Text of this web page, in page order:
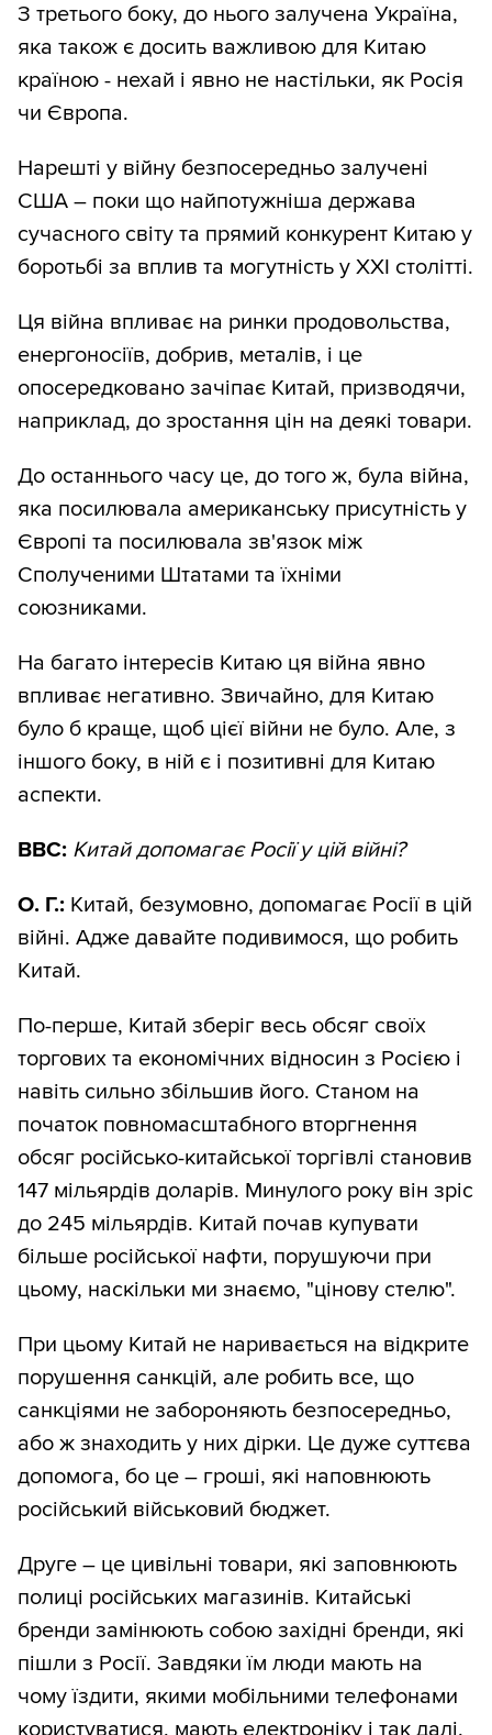
З третього боку, до нього залучена Україна,
яка також є досить важливою для Китаю
країною - нехай і явно не настільки, як Росія
чи Європа.
Нарешті у війну безпосередньо залучені
США – поки що найпотужніша держава
сучасного світу та прямий конкурент Китаю у
боротьбі за вплив та могутність у XXI столітті.
Ця війна впливає на ринки продовольства,
енергоносіїв, добрив, металів, і це
опосередковано зачіпає Китай, призводячи,
наприклад, до зростання цін на деякі товари.
До останнього часу це, до того ж, була війна,
яка посилювала американську присутність у
Європі та посилювала зв'язок між
Сполученими Штатами та їхніми
союзниками.
На багато інтересів Китаю ця війна явно
впливає негативно. Звичайно, для Китаю
було б краще, щоб цієї війни не було. Але, з
іншого боку, в ній є і позитивні для Китаю
аспекти.
ВВС: Китай допомагає Росії у цій війні?
О. Г.: Китай, безумовно, допомагає Росії в цій
війні. Адже давайте подивимося, що робить
Китай.
По-перше, Китай зберіг весь обсяг своїх
торгових та економічних відносин з Росією і
навіть сильно збільшив його. Станом на
початок повномасштабного вторгнення
обсяг російсько-китайської торгівлі становив
147 мільярдів доларів. Минулого року він зріс
до 245 мільярдів. Китай почав купувати
більше російської нафти, порушуючи при
цьому, наскільки ми знаємо, "цінову стелю".
При цьому Китай не наривається на відкрите
порушення санкцій, але робить все, що
санкціями не забороняють безпосередньо,
або ж знаходить у них дірки. Це дуже суттєва
допомога, бо це – гроші, які наповнюють
російський військовий бюджет.
Друге – це цивільні товари, які заповнюють
полиці російських магазинів. Китайські
бренди замінюють собою західні бренди, які
пішли з Росії. Завдяки їм люди мають на
чому їздити, якими мобільними телефонами